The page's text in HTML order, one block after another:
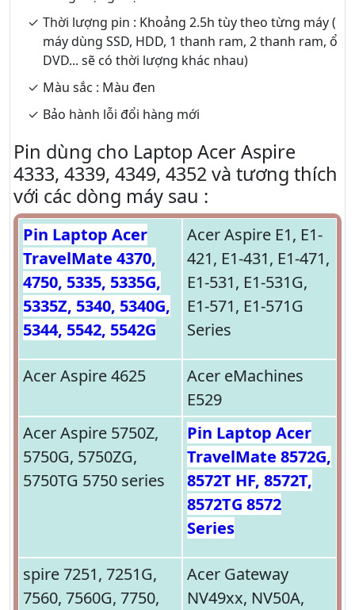
Thời lượng pin : Khoảng 2.5h tùy theo từng máy (
máy dùng SSD, HDD, 1 thanh ram, 2 thanh ram, ổ
DVD... sẽ có thời lượng khác nhau)
Màu sắc : Màu đen
Bảo hành lỗi đổi hàng mới
Pin dùng cho Laptop Acer Aspire
4333, 4339, 4349, 4352 và tương thích
với các dòng máy sau :
Pin Laptop Acer
TravelMate 4370,
4750, 5335, 5335G,
5335Z, 5340, 5340G,
5344, 5542, 5542G
Acer Aspire E1, E1-
421, E1-431, E1-471,
E1-531, E1-531G,
E1-571, E1-571G
Series
Acer Aspire 4625
Acer eMachines
E529
Acer Aspire 5750Z,
5750G, 5750ZG,
5750TG 5750 series
Pin Laptop Acer
TravelMate 8572G,
8572T HF, 8572T,
8572TG 8572
Series
spire 7251, 7251G,
7560, 7560G, 7750,
Acer Gateway
NV49xx, NV50A,